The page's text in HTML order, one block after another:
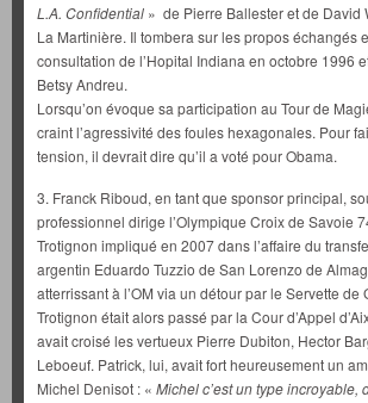
L.A. Confidential » de Pierre Ballester et de David
La Martinière. Il tombera sur les propos échangés
consultation de l’Hopital Indiana en octobre 1996
Betsy Andreu.
Lorsqu’on évoque sa participation au Tour de
craint l’agressivité des foules hexagonales. Pour
tension, il devrait dire qu’il a voté pour Obama.
3. Franck Riboud, en tant que sponsor principal,
professionnel dirige l’Olympique Croix de Savoie
Trotignon impliqué en 2007 dans l’affaire du
argentin Eduardo Tuzzio de San Lorenzo de
atterrissant à l’OM via un détour par le Servette de
Trotignon était alors passé par la Cour d’Appel
avait croisé les vertueux Pierre Dubiton, Hector
Leboeuf. Patrick, lui, avait fort heureusement un
Michel Denisot : « Michel c’est un type incroyable,